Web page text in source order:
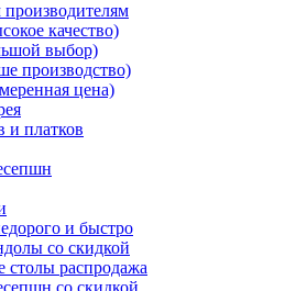
качество)
выбор)
производство)
цена)
и платков
и быстро
со скидкой
столы распродажа
со скидкой